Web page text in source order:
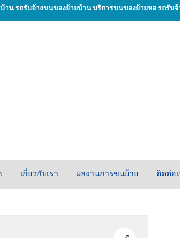
น รถรับจ้างขนของย้ายบ้าน บริการขนของย้ายหอ รถรับจ้
เกี่ยวกับเรา ผลงานการขนย้าย ติดต่อ